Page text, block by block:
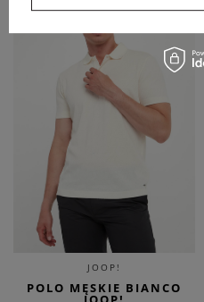
JOOP!
POLO MĘSKIE BIANCO